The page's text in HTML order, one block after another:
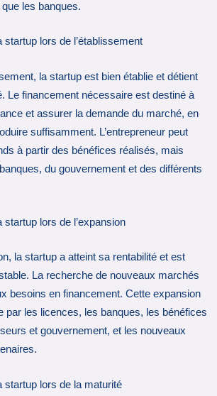
les banques.
startup lors de l’établissement
la startup est bien établie et détient
Le financement nécessaire est destiné à
et assurer la demande du marché, en
suffisamment. L’entrepreneur peut
à partir des bénéfices réalisés, mais
du gouvernement et des différents
startup lors de l’expansion
la startup a atteint sa rentabilité et est
La recherche de nouveaux marchés
besoins en financement. Cette expansion
par les licences, les banques, les bénéfices
et gouvernement, et les nouveaux
startup lors de la maturité